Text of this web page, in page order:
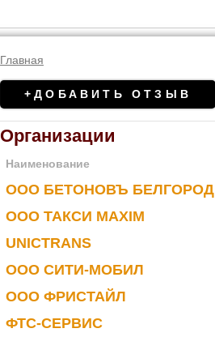
Главная
+ДОБАВИТЬ ОТЗЫВ
Организации
Наименование
ООО БЕТОНОВЪ БЕЛГОРОД
ООО ТАКСИ MAXIM
UNICTRANS
ООО СИТИ-МОБИЛ
ООО ФРИСТАЙЛ
ФТС-СЕРВИС